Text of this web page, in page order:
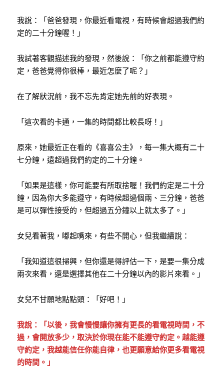
我說：「爸爸發現，你最近看電視，有時候會超過我們約
定的二十分鐘喔！」
我試著客觀描述我的發現，然後說：「你之前都能遵守約
定，爸爸覺得你很棒，最近怎麼了呢？」
在了解狀況前，我不忘先肯定她先前的好表現。
「這次看的卡通，一集的時間都比較長呀！」
原來，她最近正在看的《喜喜公主》，每一集大概有二十
七分鐘，遠超過我們約定的二十分鐘。
「如果是這樣，你可能要有所取捨喔！我們約定是二十分
鐘，因為你大多能遵守，有時候超過個兩、三分鐘，爸爸
是可以彈性接受的，但超過五分鐘以上就太多了。」
女兒看著我，嘟起嘴來，有些不開心，但我繼續說：
「我知道這很掃興，但你還是得評估一下，是要一集分成
兩次來看，還是選擇其他在二十分鐘以內的影片來看。」
女兒不甘願地點點頭：「好吧！」
我說：「以後，我會慢慢讓你擁有更長的看電視時間，不
過，會開放多少，取決於你現在能不能遵守約定。越能遵
守約定，我越能信任你能自律，也更願意給你更多看電視
的時間。」